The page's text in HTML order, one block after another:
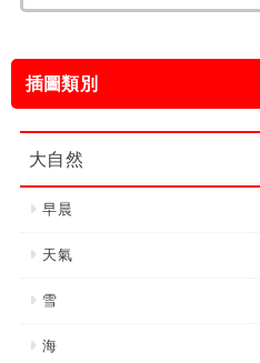
插圖類別
大自然
早晨
天氣
雪
海